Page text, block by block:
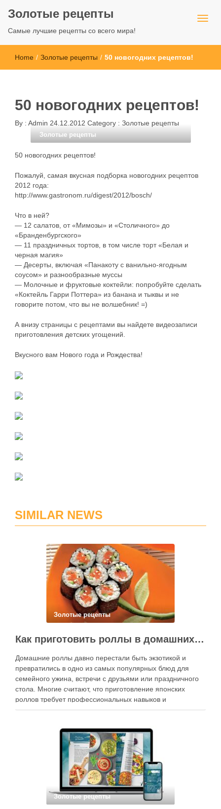
Золотые рецепты
Самые лучшие рецепты со всего мира!
Home / Золотые рецепты / 50 новогодних рецептов!
50 новогодних рецептов!
By : Admin 24.12.2012 Category : Золотые рецепты
Золотые рецепты
50 новогодних рецептов!
Пожалуй, самая вкусная подборка новогодних рецептов
2012 года:
http://www.gastronom.ru/digest/2012/bosch/
Что в ней?
— 12 салатов, от «Мимозы» и «Столичного» до
«Бранденбургского»
— 11 праздничных тортов, в том числе торт «Белая и
черная магия»
— Десерты, включая «Панакоту с ванильно-ягодным
соусом» и разнообразные муссы
— Молочные и фруктовые коктейли: попробуйте сделать
«Коктейль Гарри Поттера» из банана и тыквы и не
говорите потом, что вы не волшебник! =)
А внизу страницы с рецептами вы найдете видеозаписи
приготовления детских угощений.
Вкусного вам Нового года и Рождества!
SIMILAR NEWS
Золотые рецепты
Как приготовить роллы в домашних условиях?
Домашние роллы давно перестали быть экзотикой и
превратились в одно из самых популярных блюд для
семейного ужина, встречи с друзьями или праздничного
стола. Многие считают, что приготовление японских
роллов требует профессиональных навыков и
специального оборудования, однако на практике сделать
кухне. Главное — …
Золотые рецепты